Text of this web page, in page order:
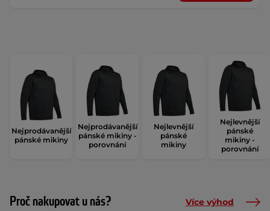
Nejprodávanější
pánské mikiny
Nejprodávanější
pánské mikiny -
porovnání
Nejlevnější
pánské
mikiny
Nejlevnější
pánské
mikiny -
porovnání
Proč nakupovat u nás? Více výhod